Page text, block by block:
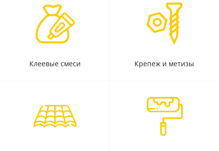
Клеевые смеси Крепеж и метизы